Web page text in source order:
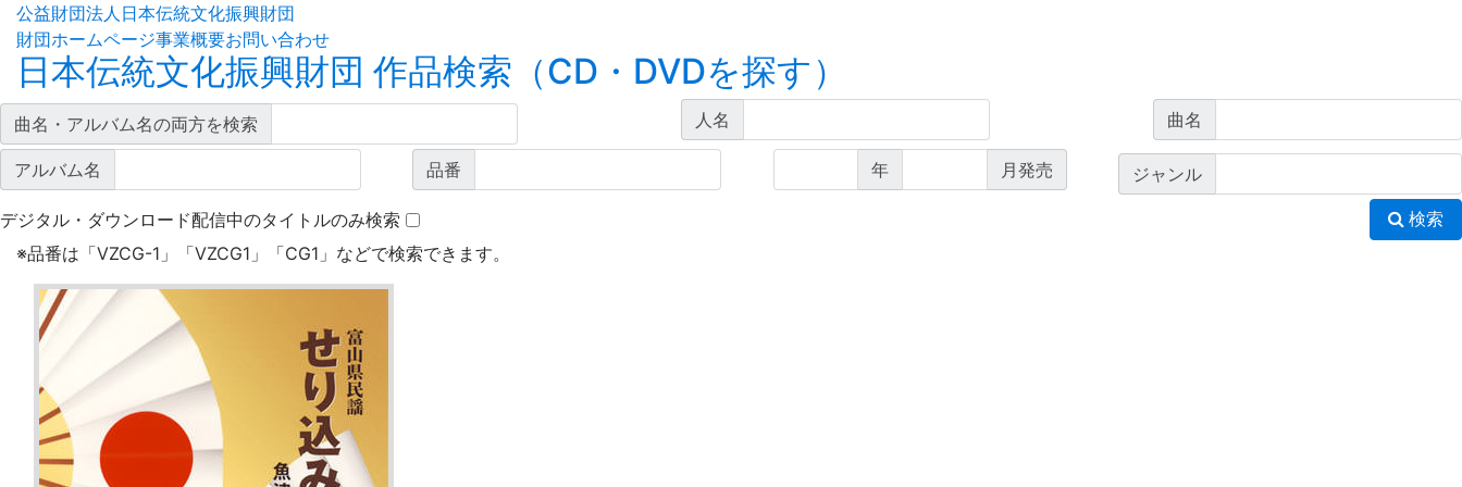
公益財団法人日本伝統文化振興財団
財団ホームページ事業概要お問い合わせ
日本伝統文化振興財団 作品検索（CD・DVDを探す）
曲名・アルバム名の両方を検索 人名 曲名
アルバム名 品番 年 月発売 ジャンル
デジタル・ダウンロード配信中のタイトルのみ検索 検索
※品番は「VZCG-1」「VZCG1」「CG1」などで検索できます。